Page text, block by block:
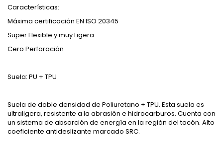
Características:
Máxima certificación EN ISO 20345
Super Flexible y muy Ligera
Cero Perforación
Suela: PU + TPU
Suela de doble densidad de Poliuretano + TPU. Esta suela es
ultraligera, resistente a la abrasión e hidrocarburos. Cuenta con
un sistema de absorción de energía en la región del tacón. Alto
coeficiente antideslizante marcado SRC.